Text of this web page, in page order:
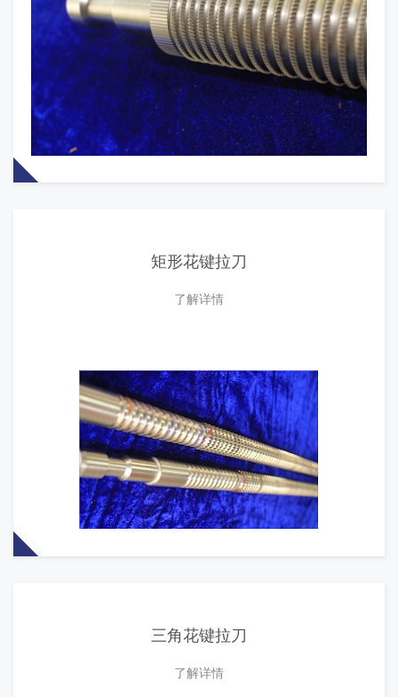
矩形花键拉刀
了解详情
三角花键拉刀
了解详情